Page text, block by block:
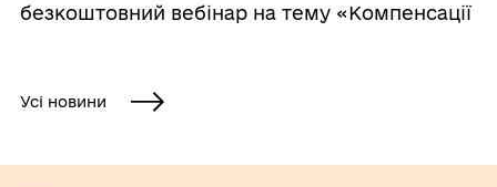
безкоштовний вебінар на тему «Компенсації
«єВідновлення». Захід буде корисним для
мешканців Херсонськ ...
Усі новини